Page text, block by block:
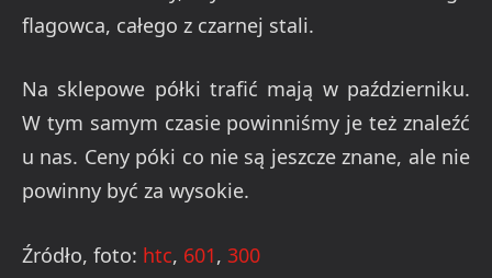
flagowca, całego z czarnej stali.
Na sklepowe półki trafić mają w październiku.
W tym samym czasie powinniśmy je też znaleźć
u nas. Ceny póki co nie są jeszcze znane, ale nie
powinny być za wysokie.
Źródło, foto: htc, 601, 300